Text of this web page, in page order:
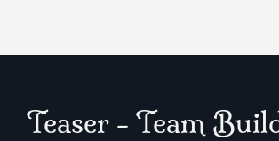
Teaser - Team